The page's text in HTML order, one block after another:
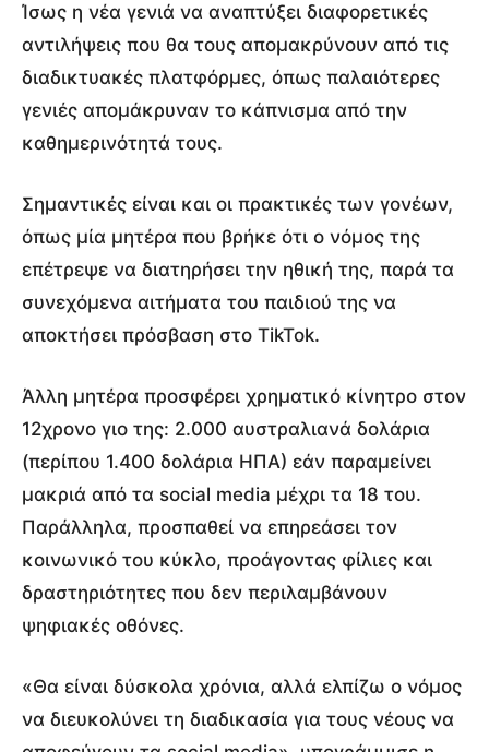
Ίσως η νέα γενιά να αναπτύξει διαφορετικές
αντιλήψεις που θα τους απομακρύνουν από τις
διαδικτυακές πλατφόρμες, όπως παλαιότερες
γενιές απομάκρυναν το κάπνισμα από την
καθημερινότητά τους.
Σημαντικές είναι και οι πρακτικές των γονέων,
όπως μία μητέρα που βρήκε ότι ο νόμος της
επέτρεψε να διατηρήσει την ηθική της, παρά τα
συνεχόμενα αιτήματα του παιδιού της να
αποκτήσει πρόσβαση στο TikTok.
Άλλη μητέρα προσφέρει χρηματικό κίνητρο στον
12χρονο γιο της: 2.000 αυστραλιανά δολάρια
(περίπου 1.400 δολάρια ΗΠΑ) εάν παραμείνει
μακριά από τα social media μέχρι τα 18 του.
Παράλληλα, προσπαθεί να επηρεάσει τον
κοινωνικό του κύκλο, προάγοντας φίλιες και
δραστηριότητες που δεν περιλαμβάνουν
ψηφιακές οθόνες.
«Θα είναι δύσκολα χρόνια, αλλά ελπίζω ο νόμος
να διευκολύνει τη διαδικασία για τους νέους να